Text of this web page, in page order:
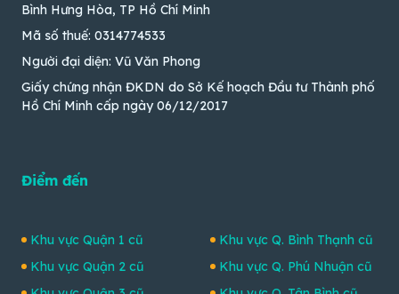
Bình Hưng Hòa, TP Hồ Chí Minh
Mã số thuế: 0314774533
Người đại diện: Vũ Văn Phong
Giấy chứng nhận ĐKDN do Sở Kế hoạch Đầu tư Thành phố
Hồ Chí Minh cấp ngày 06/12/2017
Điểm đến
Khu vực Quận 1 cũ
Khu vực Quận 2 cũ
Khu vực Q. Bình Thạnh cũ
Khu vực Q. Phú Nhuận cũ